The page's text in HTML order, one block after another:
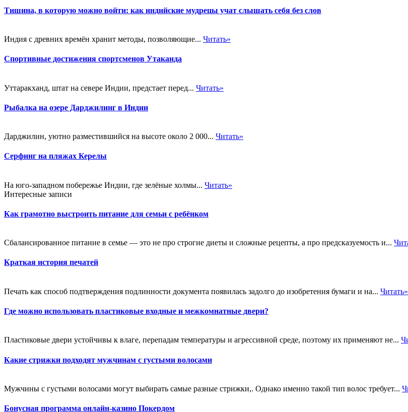
Тишина, в которую можно войти: как индийские мудрецы учат слышать себя без слов
Индия с древних времён хранит методы, позволяющие... Читать»
Спортивные достижения спортсменов Утаканда
Уттаракханд, штат на севере Индии, предстает перед... Читать»
Рыбалка на озере Дарджилинг в Индии
Дарджилин, уютно разместившийся на высоте около 2 000... Читать»
Серфинг на пляжах Керелы
На юго-западном побережье Индии, где зелёные холмы... Читать»
Интересные записи
Как грамотно выстроить питание для семьи с ребёнком
Сбалансированное питание в семье — это не про строгие диеты и сложные рецепты, а про предсказуемость и...
Краткая история печатей
Печать как способ подтверждения подлинности документа появилась задолго до изобретения бумаги и на... Читать»
Где можно использовать пластиковые входные и межкомнатные двери?
Пластиковые двери устойчивы к влаге, перепадам температуры и агрессивной среде, поэтому их применяют не...
Какие стрижки подходят мужчинам с густыми волосами
Мужчины с густыми волосами могут выбирать самые разные стрижки,. Однако именно такой тип волос требует...
Бонусная программа онлайн-казино Покердом